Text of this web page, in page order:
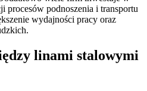
procesów podnoszenia i transportu
wydajności pracy oraz
linami stalowymi